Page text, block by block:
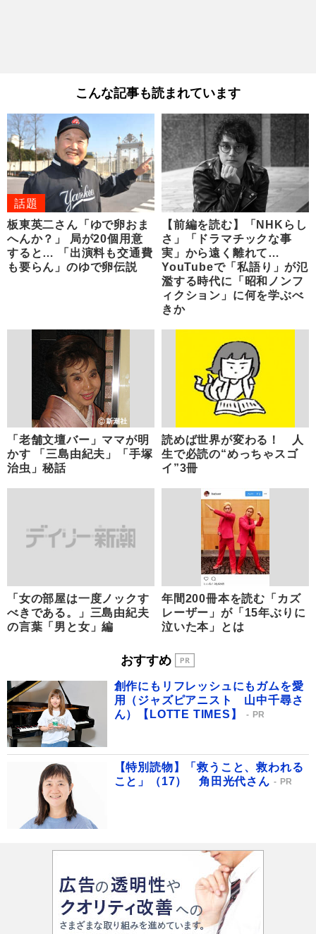
こんな記事も読まれています
話題
板東英二さん「ゆで卵おま
へんか？」 局が20個用意
すると… 「出演料も交通費
も要らん」のゆで卵伝説
【前編を読む】「NHKらし
さ」「ドラマチックな事
実」から遠く離れて…
YouTubeで「私語り」が氾
濫する時代に「昭和ノンフ
ィクション」に何を学ぶべ
きか
「老舗文壇バー」ママが明
かす 「三島由紀夫」「手塚
治虫」秘話
読めば世界が変わる！ 人
生で必読の“めっちゃスゴ
イ”3冊
「女の部屋は一度ノックす
べきである。」三島由紀夫
の言葉「男と女」編
年間200冊本を読む「カズ
レーザー」が「15年ぶりに
泣いた本」とは
おすすめ
創作にもリフレッシュにもガムを愛
用（ジャズピアニスト 山中千尋さ
ん）【LOTTE TIMES】
PR
【特別読物】「救うこと、救われる
こと」（17） 角田光代さん
PR